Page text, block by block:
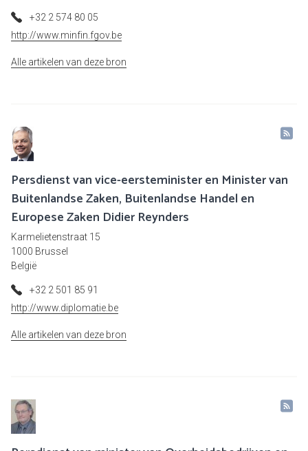
+32 2 574 80 05
http://www.minfin.fgov.be
Alle artikelen van deze bron
Persdienst van vice-eersteminister en Minister van
Buitenlandse Zaken, Buitenlandse Handel en
Europese Zaken Didier Reynders
Karmelietenstraat 15
1000 Brussel
België
+32 2 501 85 91
http://www.diplomatie.be
Alle artikelen van deze bron